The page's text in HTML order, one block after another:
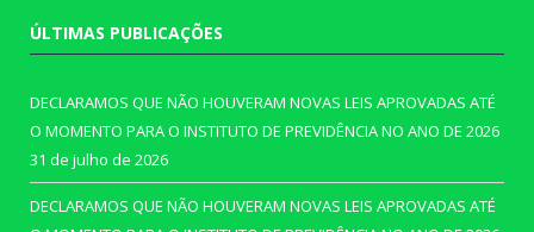
ÚLTIMAS PUBLICAÇÕES
DECLARAMOS QUE NÃO HOUVERAM NOVAS LEIS APROVADAS ATÉ
O MOMENTO PARA O INSTITUTO DE PREVIDÊNCIA NO ANO DE 2026
31 de julho de 2026
DECLARAMOS QUE NÃO HOUVERAM NOVAS LEIS APROVADAS ATÉ